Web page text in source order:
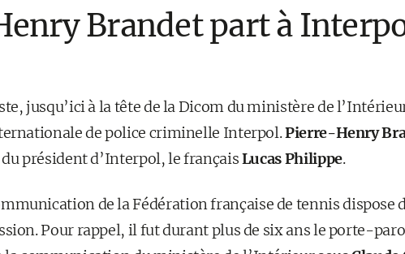
Brandet part à
jusqu’ici à la tête de la Dicom du ministère de
de police criminelle Interpol.Pierre-Henry
président d’Interpol, le françaisLucas Philippe.
de la Fédération française de tennis dispose
Pour rappel, il fut durant plus de six ans le porte-